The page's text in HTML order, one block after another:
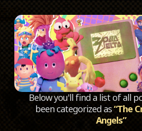
Below you'll find a list of all
been categorized as“The
Angels”